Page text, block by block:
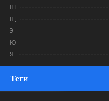
Ш
Щ
Э
Ю
Я
Теги